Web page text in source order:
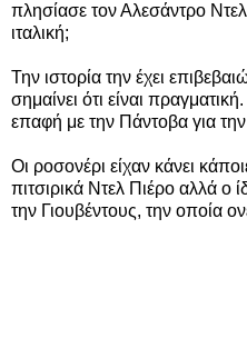
πλησίασε τον Αλεσάντρο
ιταλική;
Την ιστορία την έχει
σημαίνει ότι είναι
επαφή με την Πάντοβα για
Οι ροσονέρι είχαν κάνει
πιτσιρικά Ντελ Πιέρο αλλά ο
την Γιουβέντους, την οποία